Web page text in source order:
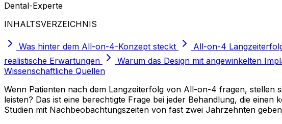
Dental-Experte
INHALTSVERZEICHNIS
Was hinter dem All-on-4-Konzept steckt All-on-4
realistische Erwartungen
Warum das Design mit angewinkelten
Wissenschaftliche Quellen
Wenn Patienten nach dem Langzeiterfolg von All-on-4 fragen, stellen
leisten? Das ist eine berechtigte Frage bei jeder Behandlung, die
Studien mit Nachbeobachtungszeiten von fast zwei Jahrzehnten